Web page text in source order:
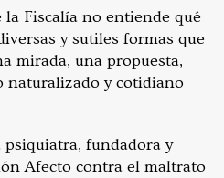
la Fiscalía no entiende qué
y sutiles formas que
mirada, una propuesta,
naturalizado y cotidiano
psiquiatra, fundadora y
Afecto contra el maltrato